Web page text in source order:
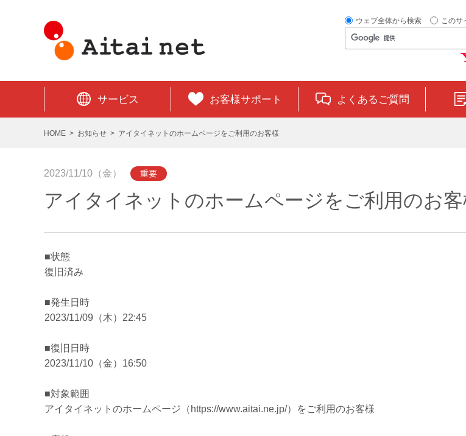
ウェブ全体から検索 このサ
サービス お客様サポート よくあるご質問
HOME お知らせ アイタイネットのホームページをご利用のお客様
2023/11/10（金） 重要
アイタイネットのホームページをご利用のお客
■状態
復旧済み
■発生日時
2023/11/09（木）22:45
■復旧日時
2023/11/10（金）16:50
■対象範囲
アイタイネットのホームページ（https://www.aitai.ne.jp/）をご利用のお客様